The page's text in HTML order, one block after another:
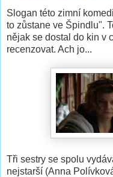
Slogan této zimní
to zůstane ve Špindlu".
nějak se dostal do kin v
recenzovat. Ach jo...
Tři sestry se spolu
nejstarší (Anna